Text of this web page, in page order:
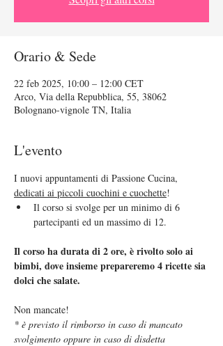
Orario & Sede
22 feb 2025, 10:00 – 12:00 CET
Arco, Via della Repubblica, 55, 38062
Bolognano-vignole TN, Italia
L'evento
I nuovi appuntamenti di Passione Cucina,
dedicati ai piccoli cuochini e cuochette!
Il corso si svolge per un minimo di 6
partecipanti ed un massimo di 12.
Il corso ha durata di 2 ore, è rivolto solo ai
bimbi, dove insieme prepareremo 4 ricette sia
dolci che salate.
Non mancate!
* è previsto il rimborso in caso di mancato
svolgimento oppure in caso di disdetta